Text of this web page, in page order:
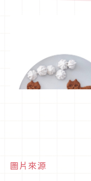
圖片來源